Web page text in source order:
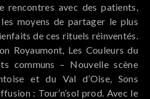
rencontres avec des patients,
moyens de partager le plus
de ces rituels réinventés.
Royaumont, Les Couleurs du
communs – Nouvelle scène
et du Val d’Oise, Sons
: Tour’n’sol prod. Avec le